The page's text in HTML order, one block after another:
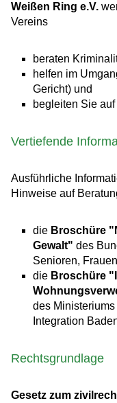
Weißen Ring e.V.
Vereins
beraten
helfen im
Gericht) und
begleiten Sie
Vertiefende
Ausführliche
Hinweise auf
die Broschüre
Gewalt" des
Senioren,
die Broschüre
des
Integration
Rechtsgrundlage
Gesetz zum